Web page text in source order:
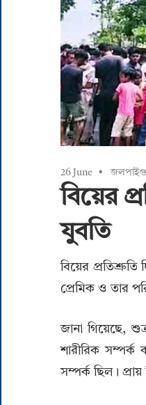
26 June
বিয়ের
যুবতি
বিয়ের প্রতিশ্রুতি
প্রেমিক ও তার
জানা গিয়েছে,
শারীরিক সম্পর্ক
সম্পর্ক ছিল।